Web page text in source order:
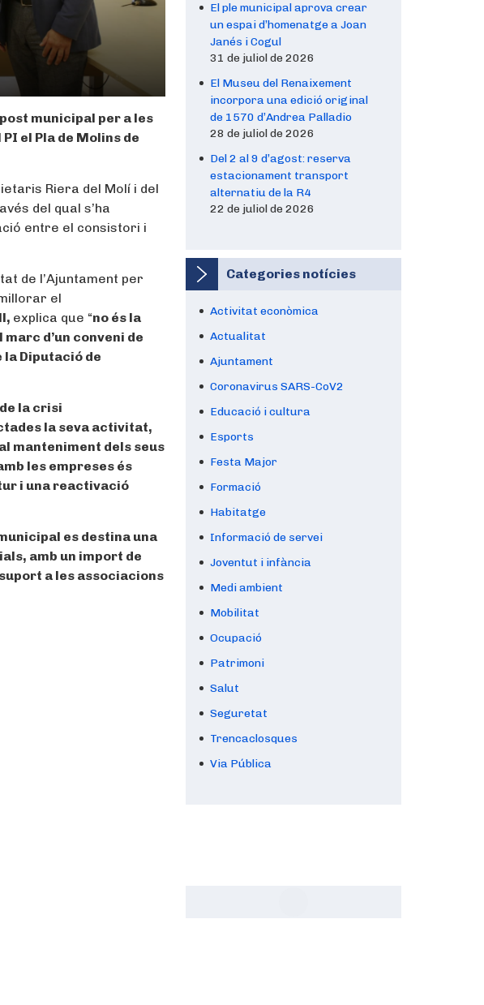
municipal per a les
el Pla de Molins de
Riera del Molí i del
del qual s’ha
entre el consistori i
de l’Ajuntament per
el
explica que “no és la
d’un conveni de
la Diputació de
la crisi
la seva activitat,
manteniment dels seus
les empreses és
i una reactivació
es destina una
amb un import de
a les associacions
El ple municipal aprova crear
un espai d’homenatge a Joan
Janés i Cogul
31 de juliol de 2026
El Museu del Renaixement
incorpora una edició original
de 1570 d’Andrea Palladio
28 de juliol de 2026
Del 2 al 9 d’agost: reserva
estacionament transport
alternatiu de la R4
22 de juliol de 2026
Categories notícies
Activitat econòmica
Actualitat
Ajuntament
Coronavirus SARS-CoV2
Educació i cultura
Esports
Festa Major
Formació
Habitatge
Informació de servei
Joventut i infància
Medi ambient
Mobilitat
Ocupació
Patrimoni
Salut
Seguretat
Trencaclosques
Via Pública